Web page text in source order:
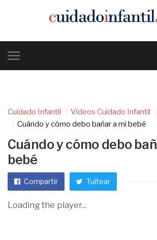
Cuidado Infantil Vídeos Cuidado Infantil
Cuándo y cómo debo bañar a mi bebé
Cuándo y cómo debo
bebé
Compartir Tuitear
Loading the player...